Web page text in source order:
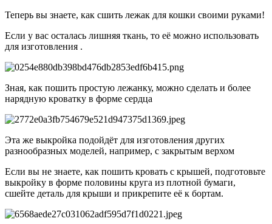
Теперь вы знаете, как сшить лежак для кошки своими руками!
Если у вас осталась лишняя ткань, то её можно использовать
для изготовления .
Зная, как пошить простую лежанку, можно сделать и более
нарядную кроватку в форме сердца
Эта же выкройка подойдёт для изготовления других
разнообразных моделей, например, с закрытым верхом
Если вы не знаете, как пошить кровать с крышей, подготовьте
выкройку в форме половины круга из плотной бумаги,
сшейте деталь для крыши и прикрепите её к бортам.